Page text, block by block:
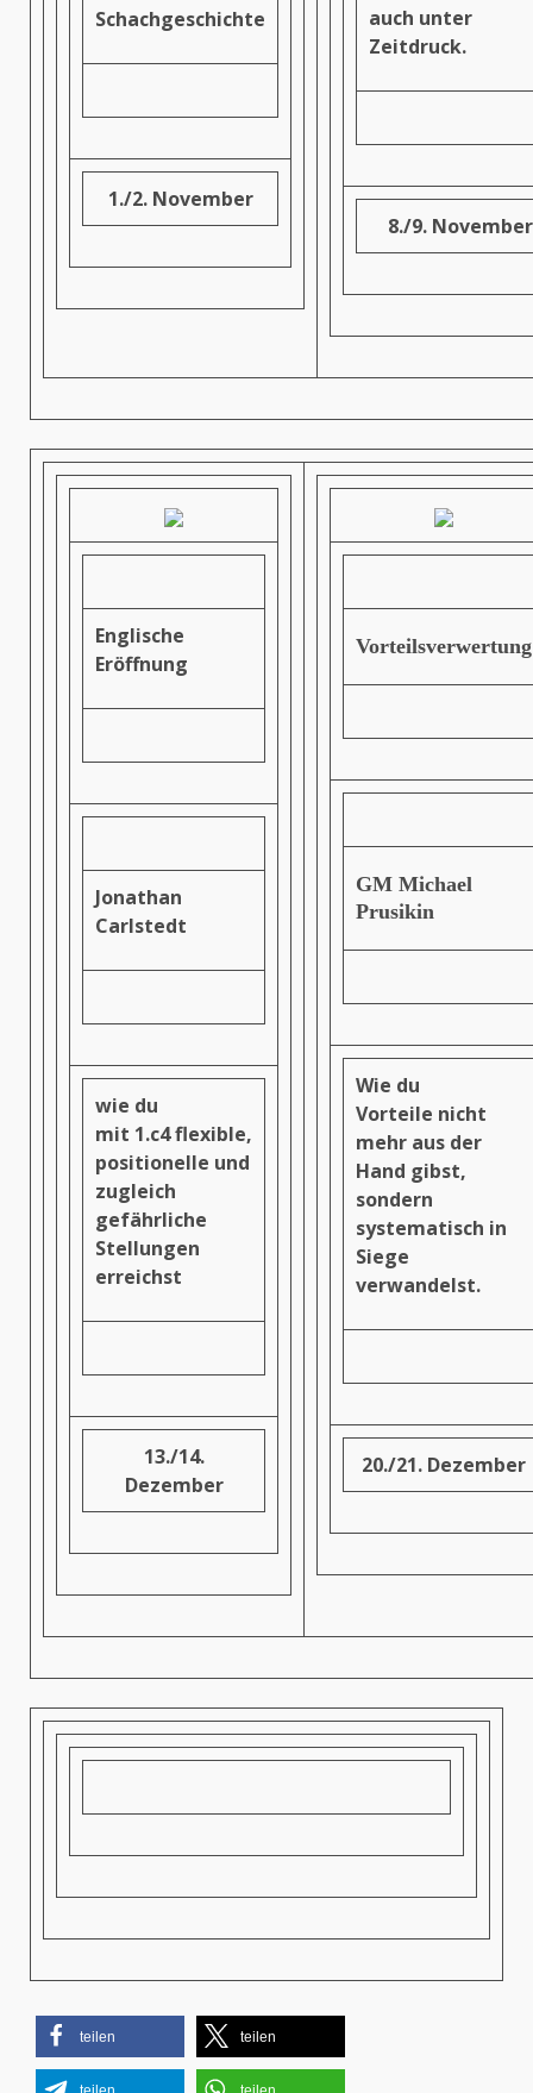
Schachgeschichte
1./2. November
auch unter
Zeitdruck.
8./9. November
Englische
Eröffnung
Jonathan
Carlstedt
wie du
mit 1.c4flexible,
positionelle und
zugleich
gefährliche
Stellungen
erreichst
13./14.
Dezember
Vorteilsverwertung
GM Michael
Prusikin
Wie du
Vorteile nicht
mehr aus der
Hand gibst,
sondern
systematisch in
Siege
verwandelst.
20./21. Dezember
teilen teilen